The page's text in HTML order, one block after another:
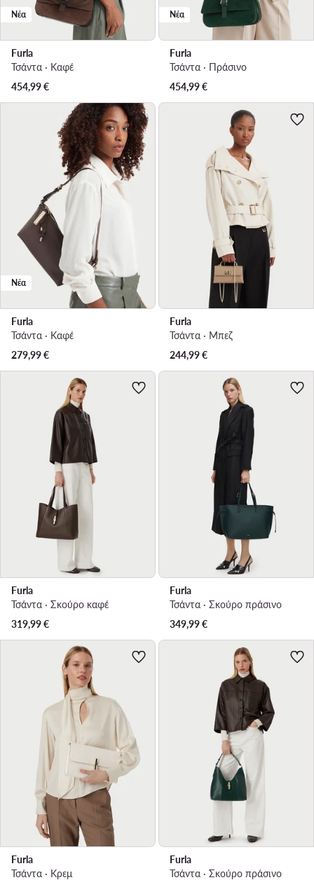
Νέα
Furla
Τσάντα · Καφέ
454,99€
Νέα
Furla
Τσάντα · Πράσινο
454,99€
Νέα
Furla
Τσάντα · Καφέ
279,99€
Furla
Τσάντα · Μπεζ
244,99€
Furla
Τσάντα · Σκούρο καφέ
319,99€
Furla
Τσάντα · Σκούρο πράσινο
349,99€
Furla
Τσάντα · Κρεμ
Furla
Τσάντα · Σκούρο πράσινο